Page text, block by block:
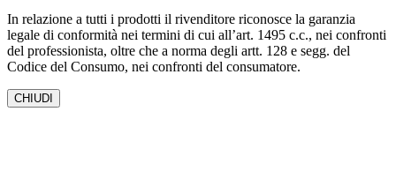
In relazione a tutti i prodotti il rivenditore riconosce la garanzia
legale di conformità nei termini di cui all’art. 1495 c.c., nei confronti
del professionista, oltre che a norma degli artt. 128 e segg. del
Codice del Consumo, nei confronti del consumatore.
CHIUDI